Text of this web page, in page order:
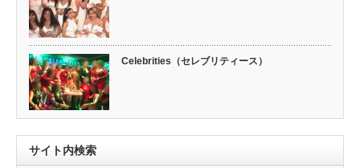
Celebrities（セレブリティース）
サイト内検索